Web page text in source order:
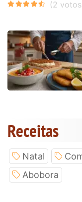
Receitas
Natal
Abobora